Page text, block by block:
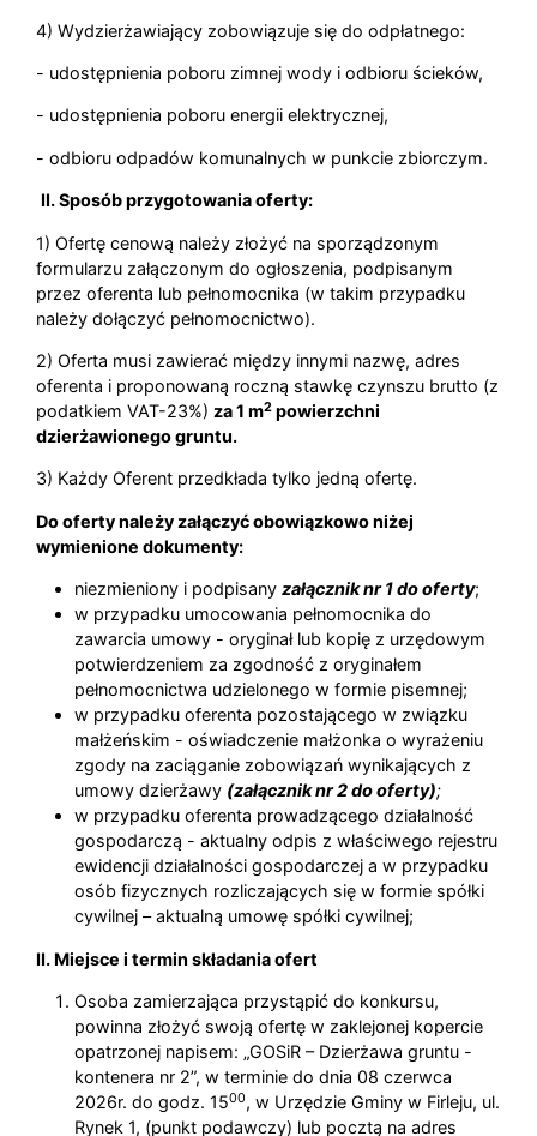
4) Wydzierżawiający zobowiązuje się do odpłatnego:
- udostępnienia poboru zimnej wody i odbioru ścieków,
- udostępnienia poboru energii elektrycznej,
- odbioru odpadów komunalnych w punkcie zbiorczym.
II. Sposób przygotowania oferty:
1) Ofertę cenową należy złożyć na sporządzonym
formularzu załączonym do ogłoszenia, podpisanym
przez oferenta lub pełnomocnika (w takim przypadku
należy dołączyć pełnomocnictwo).
2) Oferta musi zawierać między innymi nazwę, adres
oferenta i proponowaną roczną stawkę czynszu brutto (z
podatkiem VAT-23%) za 1 m2powierzchni
dzierżawionego gruntu.
3) Każdy Oferent przedkłada tylko jedną ofertę.
Do oferty należy załączyć obowiązkowo niżej
wymienione dokumenty:
niezmieniony i podpisany załącznik nr 1 do oferty;
w przypadku umocowania pełnomocnika do
zawarcia umowy - oryginał lub kopię z urzędowym
potwierdzeniem za zgodność z oryginałem
pełnomocnictwa udzielonego w formie pisemnej;
w przypadku oferenta pozostającego w związku
małżeńskim - oświadczenie małżonka o wyrażeniu
zgody na zaciąganie zobowiązań wynikających z
umowy dzierżawy (załącznik nr 2 do oferty);
w przypadku oferenta prowadzącego działalność
gospodarczą - aktualny odpis z właściwego rejestru
ewidencji działalności gospodarczej a w przypadku
osób fizycznych rozliczających się w formie spółki
cywilnej – aktualną umowę spółki cywilnej;
II. Miejsce i termin składania ofert
Osoba zamierzająca przystąpić do konkursu,
powinna złożyć swoją ofertę w zaklejonej kopercie
opatrzonej napisem: „GOSiR – Dzierżawa gruntu -
kontenera nr 2”, w terminie do dnia 08 czerwca
2026r. do godz. 1500, w Urzędzie Gminy w Firleju, ul.
Rynek 1, (punkt podawczy) lub pocztą na adres